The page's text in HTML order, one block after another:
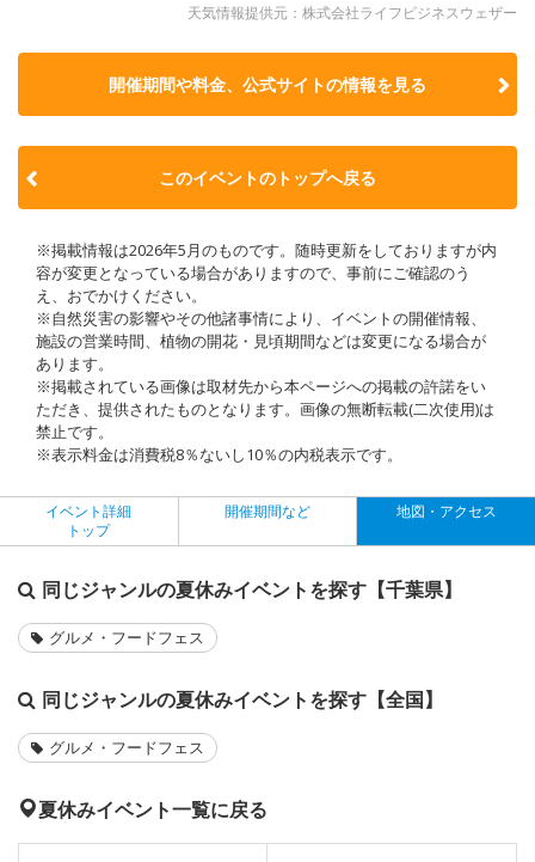
天気情報提供元：株式会社ライフビジネスウェザー
開催期間や料金、公式サイトの情報を見る
このイベントのトップへ戻る
※掲載情報は2026年5月のものです。随時更新をしておりますが内
容が変更となっている場合がありますので、事前にご確認のう
え、おでかけください。
※自然災害の影響やその他諸事情により、イベントの開催情報、
施設の営業時間、植物の開花・見頃期間などは変更になる場合が
あります。
※掲載されている画像は取材先から本ページへの掲載の許諾をい
ただき、提供されたものとなります。画像の無断転載(二次使用)は
禁止です。
※表示料金は消費税8％ないし10％の内税表示です。
イベント詳細
トップ
開催期間など 地図・アクセス
同じジャンルの夏休みイベントを探す【千葉県】
グルメ・フードフェス
同じジャンルの夏休みイベントを探す【全国】
グルメ・フードフェス
夏休みイベント一覧に戻る